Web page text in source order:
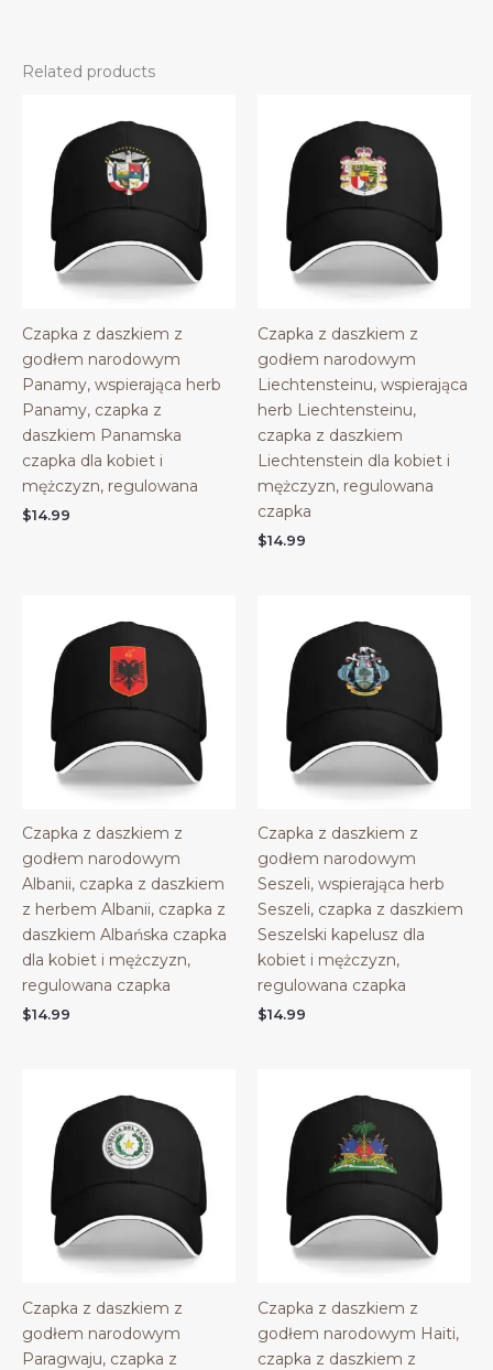
Related products
Czapka z daszkiem z
godłem narodowym
Panamy, wspierająca herb
Panamy, czapka z
daszkiem Panamska
czapka dla kobiet i
mężczyzn, regulowana
$14.99
Czapka z daszkiem z
godłem narodowym
Liechtensteinu, wspierająca
herb Liechtensteinu,
czapka z daszkiem
Liechtenstein dla kobiet i
mężczyzn, regulowana
czapka
$14.99
Czapka z daszkiem z
godłem narodowym
Albanii, czapka z daszkiem
z herbem Albanii, czapka z
daszkiem Albańska czapka
dla kobiet i mężczyzn,
regulowana czapka
$14.99
Czapka z daszkiem z
godłem narodowym
Seszeli, wspierająca herb
Seszeli, czapka z daszkiem
Seszelski kapelusz dla
kobiet i mężczyzn,
regulowana czapka
$14.99
Czapka z daszkiem z
godłem narodowym
Paragwaju, czapka z
Czapka z daszkiem z
godłem narodowym Haiti,
czapka z daszkiem z